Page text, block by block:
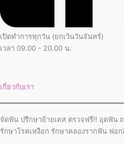
เปิดทำการทุกวัน (ยกเว้นวันจันทร์)
เวลา 09.00 - 20.00 น.
เกี่ยวกับเรา
จัดฟัน ปรึกษาย้ายเคส ตรวจฟรี!! อุดฟั
รักษาโรคเหงือก รักษาคลองรากฟัน ฟอ